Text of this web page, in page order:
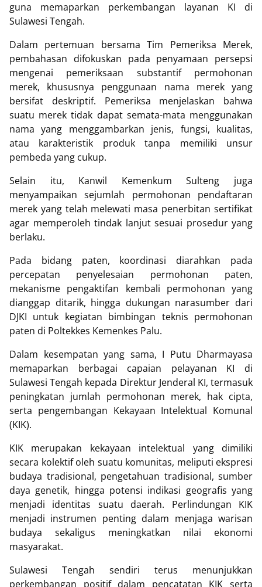
guna memaparkan perkembangan layanan KI di
Sulawesi Tengah.
Dalam pertemuan bersama Tim Pemeriksa Merek,
pembahasan difokuskan pada penyamaan persepsi
mengenai pemeriksaan substantif permohonan
merek, khususnya penggunaan nama merek yang
bersifat deskriptif. Pemeriksa menjelaskan bahwa
suatu merek tidak dapat semata-mata menggunakan
nama yang menggambarkan jenis, fungsi, kualitas,
atau karakteristik produk tanpa memiliki unsur
pembeda yang cukup.
Selain itu, Kanwil Kemenkum Sulteng juga
menyampaikan sejumlah permohonan pendaftaran
merek yang telah melewati masa penerbitan sertifikat
agar memperoleh tindak lanjut sesuai prosedur yang
berlaku.
Pada bidang paten, koordinasi diarahkan pada
percepatan penyelesaian permohonan paten,
mekanisme pengaktifan kembali permohonan yang
dianggap ditarik, hingga dukungan narasumber dari
DJKI untuk kegiatan bimbingan teknis permohonan
paten di Poltekkes Kemenkes Palu.
Dalam kesempatan yang sama, I Putu Dharmayasa
memaparkan berbagai capaian pelayanan KI di
Sulawesi Tengah kepada Direktur Jenderal KI, termasuk
peningkatan jumlah permohonan merek, hak cipta,
serta pengembangan Kekayaan Intelektual Komunal
(KIK).
KIK merupakan kekayaan intelektual yang dimiliki
secara kolektif oleh suatu komunitas, meliputi ekspresi
budaya tradisional, pengetahuan tradisional, sumber
daya genetik, hingga potensi indikasi geografis yang
menjadi identitas suatu daerah. Perlindungan KIK
menjadi instrumen penting dalam menjaga warisan
budaya sekaligus meningkatkan nilai ekonomi
masyarakat.
Sulawesi Tengah sendiri terus menunjukkan
perkembangan positif dalam pencatatan KIK serta